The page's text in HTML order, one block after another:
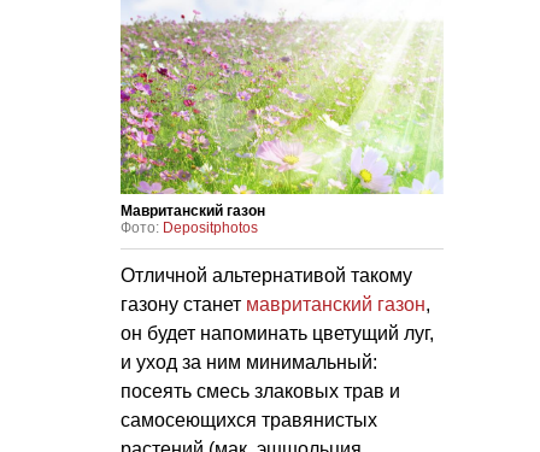
Мавританский газон
Фото: Depositphotos
Отличной альтернативой такому
газону станет мавританский газон,
он будет напоминать цветущий луг,
и уход за ним минимальный:
посеять смесь злаковых трав и
самосеющихся травянистых